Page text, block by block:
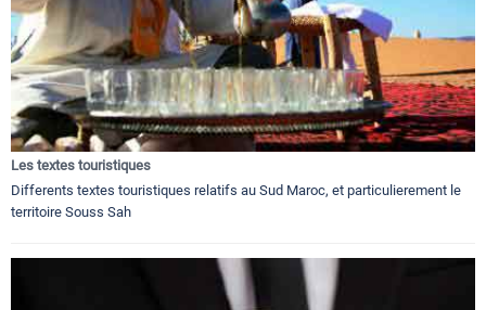
Les textes touristiques
Differents textes touristiques relatifs au Sud Maroc, et particulierement le
territoire Souss Sah